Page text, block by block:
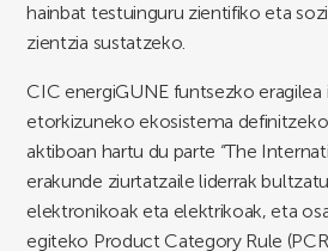
hainbat testuinguru zientifiko eta
zientzia sustatzeko.
CIC energiGUNE funtsezko eragilea
etorkizuneko ekosistema
aktiboan hartu du parte “The
erakunde ziurtatzaile liderrak
elektronikoak eta elektrikoak, eta
egiteko Product Category Rule